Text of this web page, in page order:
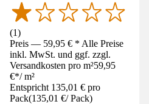
(1)
Preis — 59,95 € * Alle Preise
inkl. MwSt. und ggf. zzgl.
Versandkosten pro m²59,95
€*/ m²
Entspricht 135,01 € pro
Pack(135,01 €/ Pack)